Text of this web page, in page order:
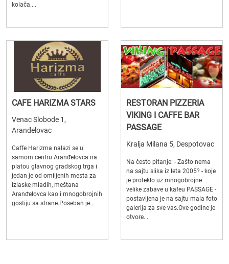
kolača....
CAFE HARIZMA STARS
Venac Slobode 1,
Aranđelovac
Caffe Harizma nalazi se u
samom centru Aranđelovca na
platou glavnog gradskog trga i
jedan je od omiljenih mesta za
izlaske mladih, meštana
Aranđelovca kao i mnogobrojnih
gostiju sa strane.Poseban je...
RESTORAN PIZZERIA
VIKING I CAFFE BAR
PASSAGE
Kralja Milana 5, Despotovac
Na često pitanje: - Zašto nema
na sajtu slika iz leta 2005? - koje
je proteklo uz mnogobrojne
velike zabave u kafeu PASSAGE -
postavljena je na sajtu mala foto
galerija za sve vas.Ove godine je
otvore...